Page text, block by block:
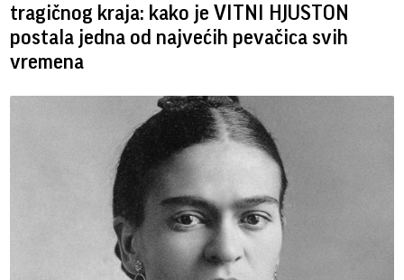
tragičnog kraja: kako je VITNI HJUSTON
postala jedna od najvećih pevačica svih
vremena